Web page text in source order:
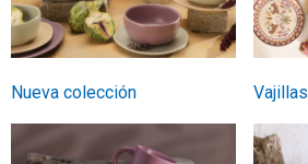
Nueva colección Vajillas